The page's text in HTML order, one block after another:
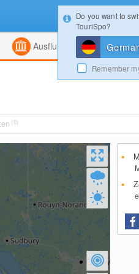
Kombiniert
Ausflugsziele
(0)
Do you want to
TouriSpo?
Remember
Konfigurator